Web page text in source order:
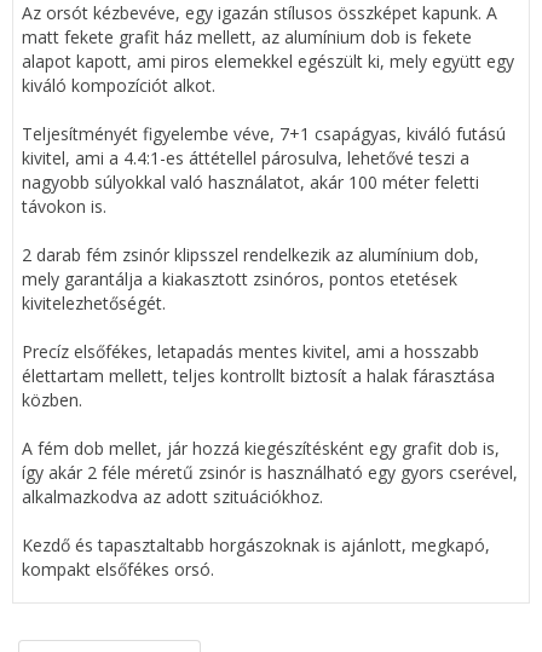
Az orsót kézbevéve, egy igazán stílusos összképet kapunk. A
matt fekete grafit ház mellett, az alumínium dob is fekete
alapot kapott, ami piros elemekkel egészült ki, mely együtt egy
kiváló kompozíciót alkot.
Teljesítményét figyelembe véve, 7+1 csapágyas, kiváló futású
kivitel, ami a 4.4:1-es áttétellel párosulva, lehetővé teszi a
nagyobb súlyokkal való használatot, akár 100 méter feletti
távokon is.
2 darab fém zsinór klipsszel rendelkezik az alumínium dob,
mely garantálja a kiakasztott zsinóros, pontos etetések
kivitelezhetőségét.
Precíz elsőfékes, letapadás mentes kivitel, ami a hosszabb
élettartam mellett, teljes kontrollt biztosít a halak fárasztása
közben.
A fém dob mellet, jár hozzá kiegészítésként egy grafit dob is,
így akár 2 féle méretű zsinór is használható egy gyors cserével,
alkalmazkodva az adott szituációkhoz.
Kezdő és tapasztaltabb horgászoknak is ajánlott, megkapó,
kompakt elsőfékes orsó.